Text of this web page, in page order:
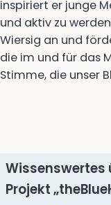
inspiriert er junge
und aktiv zu
Wiersig an und
die im und für das
Stimme, die unser
Wissenswertes
Projekt